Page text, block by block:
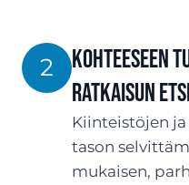
2
Kohteeseen
ratkaisun
Kiinteistöjen
tason
mukaisen,